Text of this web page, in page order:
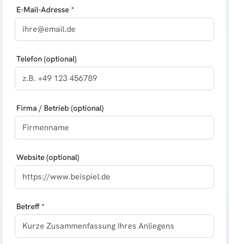
E-Mail-Adresse *
Telefon (optional)
Firma / Betrieb (optional)
Website (optional)
Betreff *